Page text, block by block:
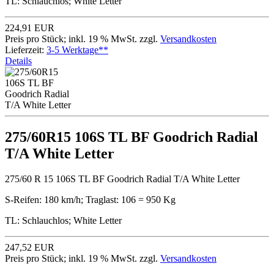
224,91 EUR
Preis pro Stück; inkl. 19 % MwSt. zzgl. Versandkosten
Lieferzeit: 3-5 Werktage**
Details
275/60R15 106S TL BF Goodrich Radial
T/A White Letter
275/60 R 15 106S TL BF Goodrich Radial T/A White Letter
S-Reifen: 180 km/h; Traglast: 106 = 950 Kg
TL: Schlauchlos; White Letter
247,52 EUR
Preis pro Stück; inkl. 19 % MwSt. zzgl. Versandkosten